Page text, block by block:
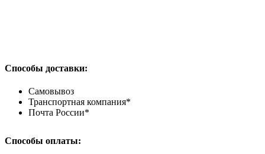
Способы доставки:
Самовывоз
Транспортная компания*
Почта России*
Способы оплаты: